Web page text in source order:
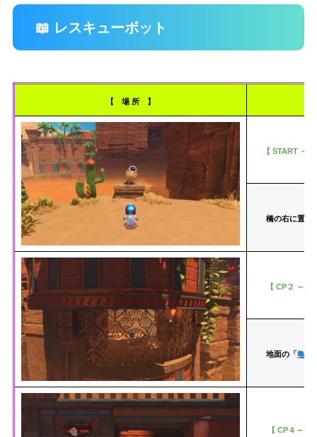
📖 レスキューボット
【 場 所 】
【 START ～
橋の右に置か
【 CP２ ～
地面の「亀裂
【 CP４～